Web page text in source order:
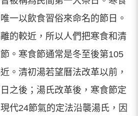
一以飲食習俗來命名的節日。
的較近，所以人們把寒食和清
。寒食節通常是冬至後第105
。清初湯若望曆法改革以前，
之後；湯氏改革後，寒食節定
代24節氣的定法沿襲湯氏，因